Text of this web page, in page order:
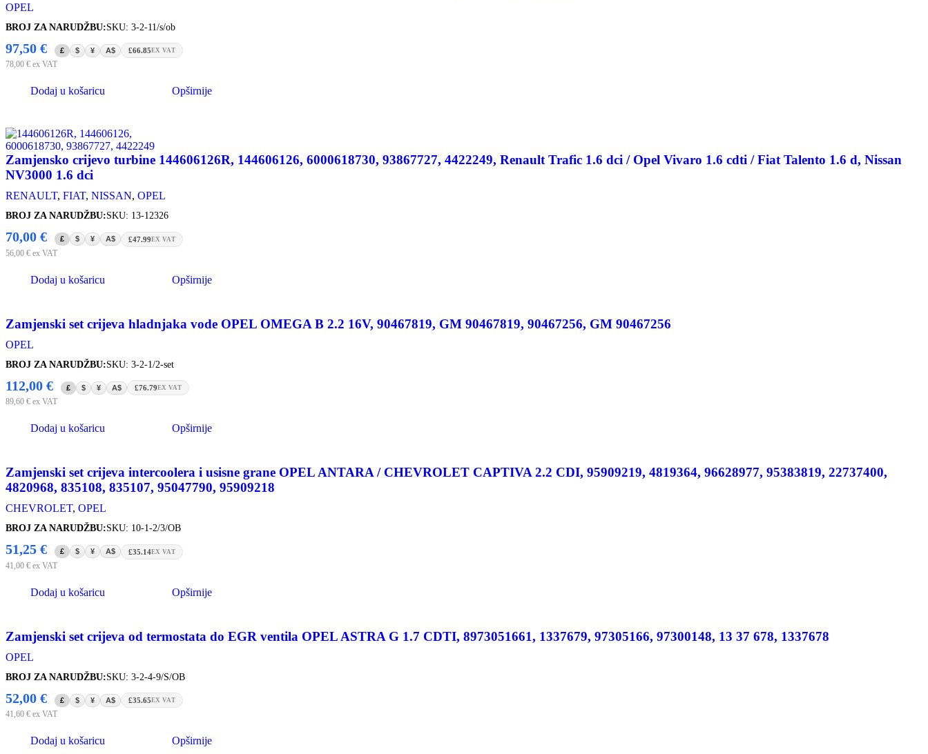
OPEL
BROJ ZA NARUDŽBU:SKU: 3-2-11/s/ob
97,50 € £ $ ¥ A$ £66.85EX VAT
78,00 € ex VAT
Dodaj u košaricu Opširnije
Zamjensko crijevo turbine 144606126R, 144606126, 6000618730, 93867727, 4422249, Renault Trafic 1.6 dci / Opel Vivaro 1.6 cdti / Fiat Talento 1.6 d, Nissan
NV3000 1.6 dci
RENAULT, FIAT, NISSAN, OPEL
BROJ ZA NARUDŽBU:SKU: 13-12326
70,00 € £ $ ¥ A$ £47.99EX VAT
56,00 € ex VAT
Dodaj u košaricu Opširnije
Zamjenski set crijeva hladnjaka vode OPEL OMEGA B 2.2 16V, 90467819, GM 90467819, 90467256, GM 90467256
OPEL
BROJ ZA NARUDŽBU:SKU: 3-2-1/2-set
112,00 € £ $ ¥ A$ £76.79EX VAT
89,60 € ex VAT
Dodaj u košaricu Opširnije
Zamjenski set crijeva intercoolera i usisne grane OPEL ANTARA / CHEVROLET CAPTIVA 2.2 CDI, 95909219, 4819364, 96628977, 95383819, 22737400,
4820968, 835108, 835107, 95047790, 95909218
CHEVROLET, OPEL
BROJ ZA NARUDŽBU:SKU: 10-1-2/3/OB
51,25 € £ $ ¥ A$ £35.14EX VAT
41,00 € ex VAT
Dodaj u košaricu Opširnije
Zamjenski set crijeva od termostata do EGR ventila OPEL ASTRA G 1.7 CDTI, 8973051661, 1337679, 97305166, 97300148, 13 37 678, 1337678
OPEL
BROJ ZA NARUDŽBU:SKU: 3-2-4-9/S/OB
52,00 € £ $ ¥ A$ £35.65EX VAT
41,60 € ex VAT
Dodaj u košaricu Opširnije